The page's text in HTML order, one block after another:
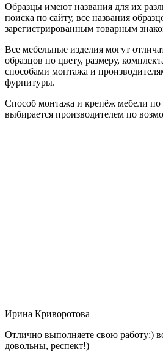
Образцы имеют названия для их
поиска по сайту, все названия
зарегистрированным товарным
Все мебельные изделия могут
образцов по цвету, размеру,
способами монтажа и
фурнитуры.
Способ монтажа и крепёж мебели по
выбирается производителем по
Ирина Криворотова
Отлично выполняете свою работу:)
довольны, респект!)